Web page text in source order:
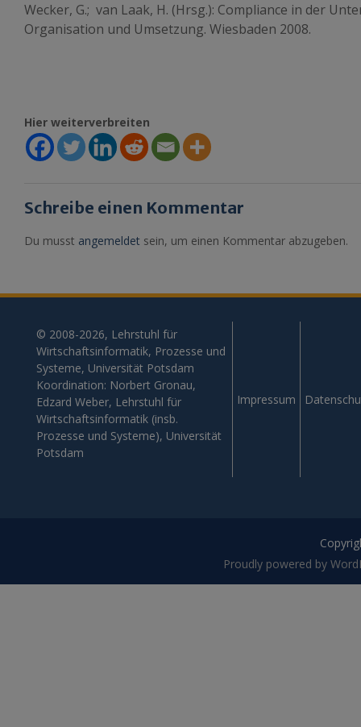
Wecker, G.; van Laak, H. (Hrsg.): Compliance in der
Organisation und Umsetzung. Wiesbaden 2008.
Hier weiterverbreiten
Schreibe einen Kommentar
Du musst angemeldet sein, um einen Kommentar abzugeben.
© 2008-2026, Lehrstuhl für
Wirtschaftsinformatik, Prozesse und
Systeme, Universität Potsdam
Koordination: Norbert Gronau,
Edzard Weber, Lehrstuhl für
Wirtschaftsinformatik (insb.
Prozesse und Systeme), Universität
Potsdam
Impressum
Proudly powered by